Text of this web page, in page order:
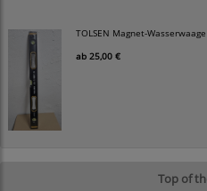
TOLSEN Magnet-
ab 25,00 €
Top of